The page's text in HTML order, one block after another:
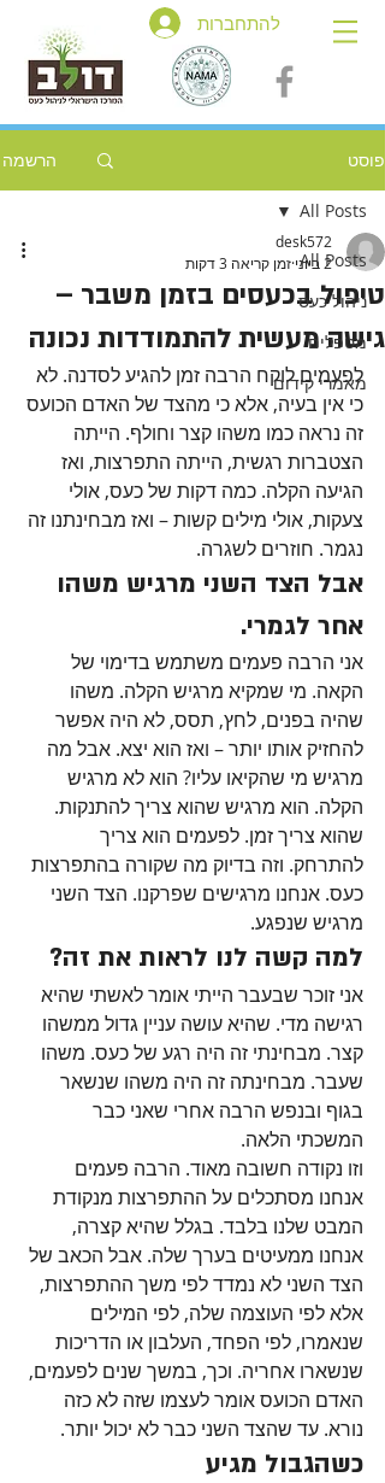
להתחברות
פוסט הרשמה
All Posts
ניהול כעס
מטפלים
מאמרי קידום
All Posts
טיפול בכעסים בזמן משבר –
גישה מעשית להתמודדות נכונה
desk572
2 ביוני
זמן קריאה 3 דקות
לפעמים לוקח הרבה זמן להגיע לסדנה. לא
כי אין בעיה, אלא כי מהצד של האדם הכועס
זה נראה כמו משהו קצר וחולף. הייתה
הצטברות רגשית, הייתה התפרצות, ואז
הגיעה הקלה. כמה דקות של כעס, אולי
צעקות, אולי מילים קשות – ואז מבחינתנו זה
נגמר. חוזרים לשגרה.
אבל הצד השני מרגיש משהו
אחר לגמרי.
אני הרבה פעמים משתמש בדימוי של
הקאה. מי שמקיא מרגיש הקלה. משהו
שהיה בפנים, לחץ, תסס, לא היה אפשר
להחזיק אותו יותר – ואז הוא יצא. אבל מה
מרגיש מי שהקיאו עליו? הוא לא מרגיש
הקלה. הוא מרגיש שהוא צריך להתנקות.
שהוא צריך זמן. לפעמים הוא צריך
להתרחק. וזה בדיוק מה שקורה בהתפרצות
כעס. אנחנו מרגישים שפרקנו. הצד השני
מרגיש שנפגע.
למה קשה לנו לראות את זה?
אני זוכר שבעבר הייתי אומר לאשתי שהיא
רגישה מדי. שהיא עושה עניין גדול ממשהו
קצר. מבחינתי זה היה רגע של כעס. משהו
שעבר. מבחינתה זה היה משהו שנשאר
בגוף ובנפש הרבה אחרי שאני כבר
המשכתי הלאה.
וזו נקודה חשובה מאוד. הרבה פעמים
אנחנו מסתכלים על ההתפרצות מנקודת
המבט שלנו בלבד. בגלל שהיא קצרה,
אנחנו ממעיטים בערך שלה. אבל הכאב של
הצד השני לא נמדד לפי משך ההתפרצות,
אלא לפי העוצמה שלה, לפי המילים
שנאמרו, לפי הפחד, העלבון או הדריכות
שנשארו אחריה. וכך, במשך שנים לפעמים,
האדם הכועס אומר לעצמו שזה לא כזה
נורא. עד שהצד השני כבר לא יכול יותר.
כשהגבול מגיע